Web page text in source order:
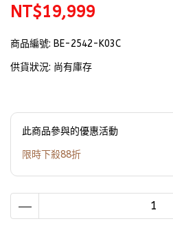
NT$19,999
商品編號: BE-2542-K03C
供貨狀況: 尚有庫存
此商品參與的優惠活動
限時下殺88折